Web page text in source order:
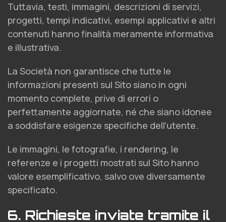
Tuttavia, testi, immagini, descrizioni di servizi,
progetti, tempi indicativi, esempi applicativi e altri
contenuti hanno finalità meramente informativa
e illustrativa.
La Società non garantisce che tutte le
informazioni presenti sul Sito siano in ogni
momento complete, prive di errori o
perfettamente aggiornate, né che siano idonee
a soddisfare esigenze specifiche dell’utente.
Le immagini, le fotografie, i rendering, le
referenze e i progetti mostrati sul Sito hanno
valore esemplificativo, salvo ove diversamente
specificato.
6. Richieste inviate tramite il